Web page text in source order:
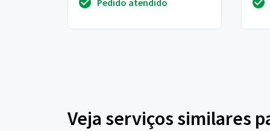
Veja serviços similares